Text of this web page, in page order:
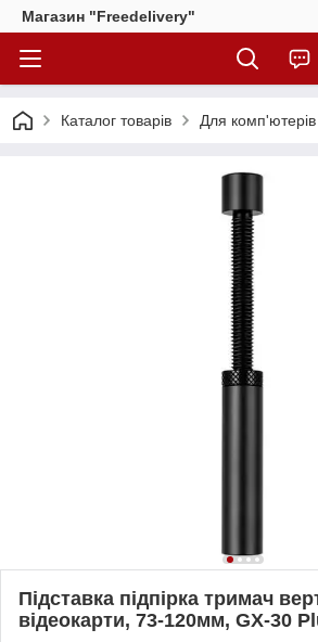
Магазин "Freedelivery"
Каталог товарів Для комп'ютерів
Підставка підпірка тримач
відеокарти, 73-120мм, GX-30